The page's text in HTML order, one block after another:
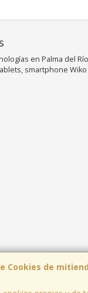
Cookies de
en Palma del Río
smartphone Wiko